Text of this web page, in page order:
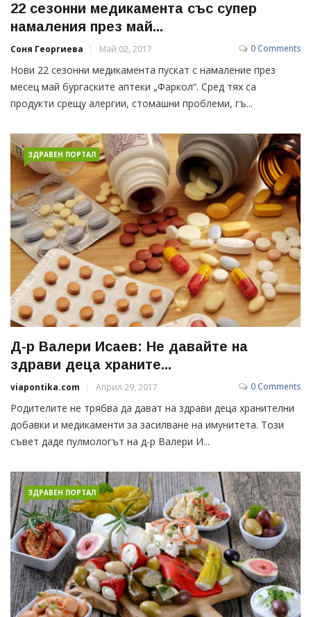
22 сезонни медикамента със супер
намаления през май...
Соня Георгиева Май 02, 2017 0 Comments
Нови 22 сезонни медикамента пускат с намаление през
месец май бургаските аптеки „Фаркол“. Сред тях са
продукти срещу алергии, стомашни проблеми, гъ...
ЗДРАВЕН ПОРТАЛ
Д-р Валери Исаев: Не давайте на
здрави деца храните...
viapontika.com Април 29, 2017 0 Comments
Родителите не трябва да дават на здрави деца хранителни
добавки и медикаменти за засилване на имунитета. Този
съвет даде пулмологът на д-р Валери И...
ЗДРАВЕН ПОРТАЛ